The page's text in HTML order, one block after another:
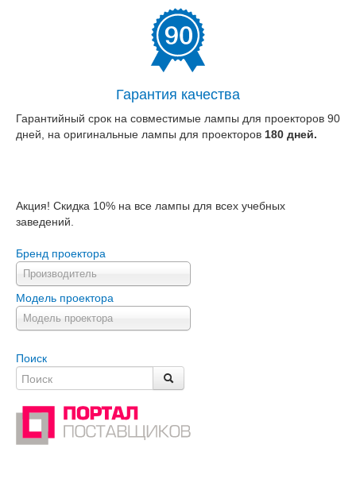
Гарантия качества
Гарантийный срок на совместимые лампы для проекторов 90
дней, на оригинальные лампы для проекторов 180 дней.
Акция! Скидка 10% на все лампы для всех учебных
заведений.
Бренд проектора
Производитель
Модель проектора
Модель проектора
Поиск